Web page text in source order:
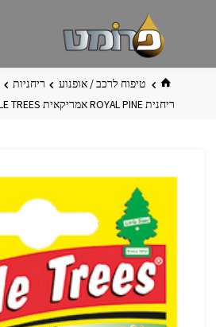
בית טיפוח לרכב / אופנוע ריחניות
ריחנית ROYAL PINE אמריקאית LITTLE TREES